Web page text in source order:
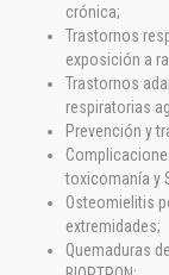
crónica;
Trastornos
exposición a
Trastornos
respiratorias
Prevención y
toxicomanía y
Osteomielitis
extremidades;
Quemaduras